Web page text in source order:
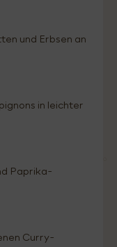
und Erbsen an
in leichter
Paprika-
Curry-